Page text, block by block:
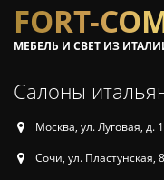
FORT-
МЕБЕЛЬ И СВЕТ ИЗ
Салоны
Москва, ул. Луговая, д.
Сочи, ул. Пластунская,